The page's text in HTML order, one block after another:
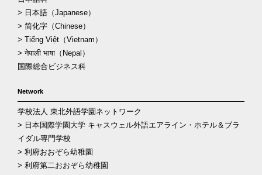
> 日本語（Japanese）
> 简化字（Chinese）
> Tiếng Việt（Vietnam）
> नेपाली भाषा（Nepal）
国際総合ビジネス科
Network
学校法人 東北外語学園ネットワーク
> 日本国際学園大学 キャスウェル外語エアライン・ホテル＆ブラ
イダル専門学校
> 利府おおぞら幼稚園
> 利府第二おおぞら幼稚園